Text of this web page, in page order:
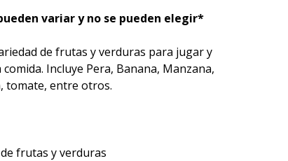
variar y no se pueden elegir*
de frutas y verduras para jugar y
Incluye Pera, Banana, Manzana,
tomate, entre otros.
frutas y verduras